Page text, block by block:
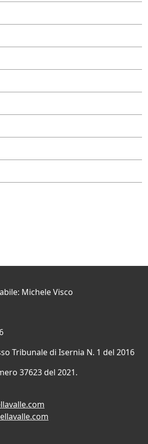
Michele Visco
Tribunale di Isernia N. 1 del 2016
37623 del 2021.